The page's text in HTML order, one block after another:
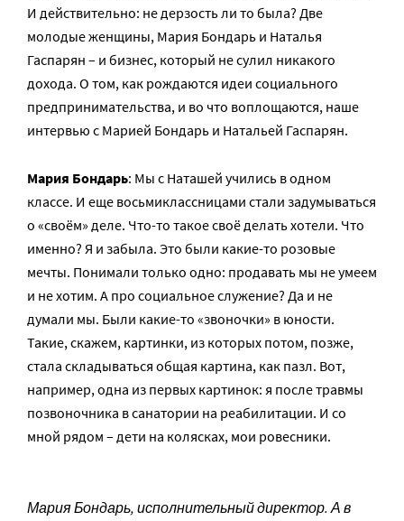
И действительно: не дерзость ли то была? Две
молодые женщины, Мария Бондарь и Наталья
Гаспарян – и бизнес, который не сулил никакого
дохода. О том, как рождаются идеи социального
предпринимательства, и во что воплощаются, наше
интервью с Марией Бондарь и Натальей Гаспарян.
Мария Бондарь: Мы с Наташей учились в одном
классе. И еще восьмиклассницами стали задумываться
о «своём» деле. Что-то такое своё делать хотели. Что
именно? Я и забыла. Это были какие-то розовые
мечты. Понимали только одно: продавать мы не умеем
и не хотим. А про социальное служение? Да и не
думали мы. Были какие-то «звоночки» в юности.
Такие, скажем, картинки, из которых потом, позже,
стала складываться общая картина, как пазл. Вот,
например, одна из первых картинок: я после травмы
позвоночника в санатории на реабилитации. И со
мной рядом – дети на колясках, мои ровесники.
Мария Бондарь, исполнительный директор. А в